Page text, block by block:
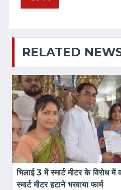
RELATED
भिलाई 3 में स्मार्ट मीटर के विरोध में
स्मार्ट मीटर हटाने भरवाया फार्म